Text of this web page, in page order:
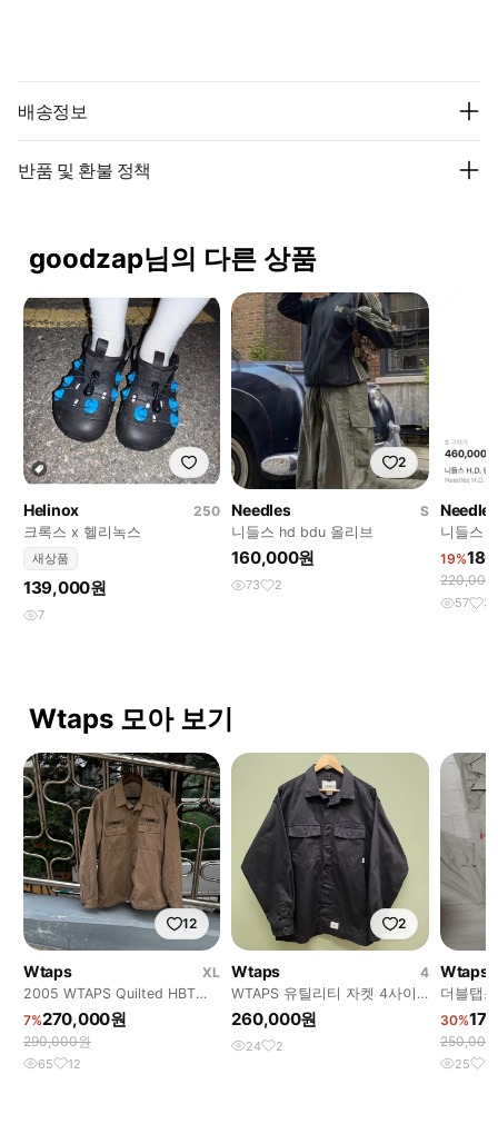
배송정보
반품 및 환불 정책
goodzap님의 다른 상품
Helinox
250
크록스 x 헬리녹스
새상품
139,000원
7
2
Needles
S
니들스 hd bdu 올리브
160,000원
73 2
Needles
니들스
19%
220,000
57 3
Wtaps 모아 보기
12
Wtaps
XL
2005 WTAPS Quilted HBT
Shirt Jacket
7%270,000원
290,000원
65 12
2
Wtaps
4
WTAPS 유틸리티 자켓 4사이
즈
260,000원
24 2
Wtaps
더블탭
30%
250,000
25 1